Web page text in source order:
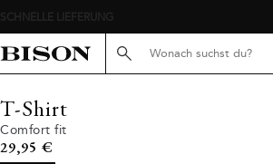
Suche hier...
T-Shirt
Comfort fit
Preis
29,95 €